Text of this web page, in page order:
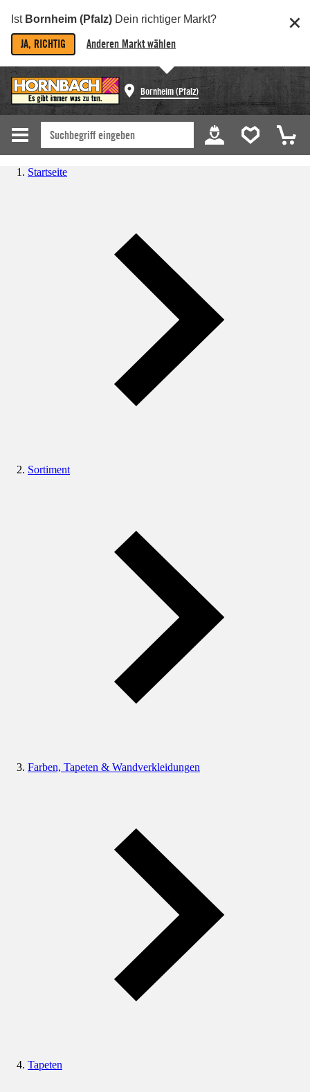
Ist Bornheim (Pfalz) Dein richtiger Markt?
JA, RICHTIG Anderen Markt wählen
Bornheim (Pfalz)
Startseite
Sortiment
Farben, Tapeten & Wandverkleidungen
Tapeten